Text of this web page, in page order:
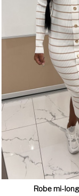
Robe mi-